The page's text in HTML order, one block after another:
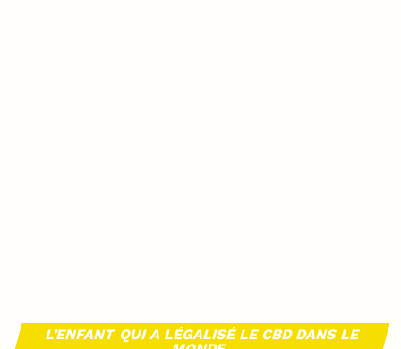
L’ENFANT QUI A LÉGALISÉ LE CBD DANS LE